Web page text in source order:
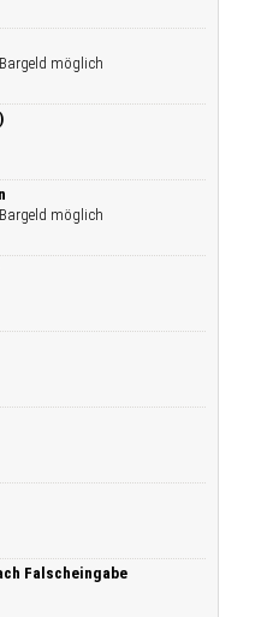
möglich
möglich
Falscheingabe